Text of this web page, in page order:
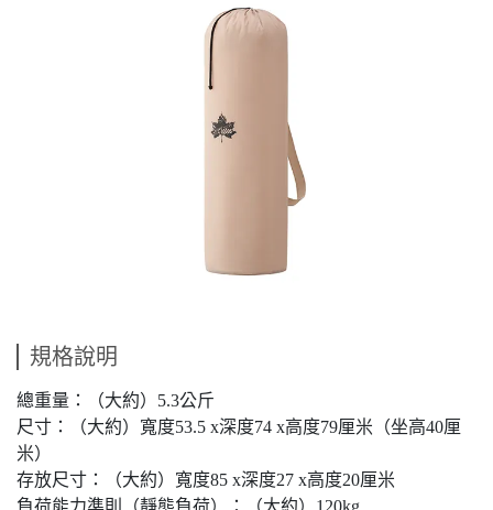
規格說明
總重量：（大約）5.3公斤
尺寸：（大約）寬度53.5 x深度74 x高度79厘米（坐高40厘
米）
存放尺寸：（大約）寬度85 x深度27 x高度20厘米
負荷能力準則（靜態負荷）：（大約）120kg